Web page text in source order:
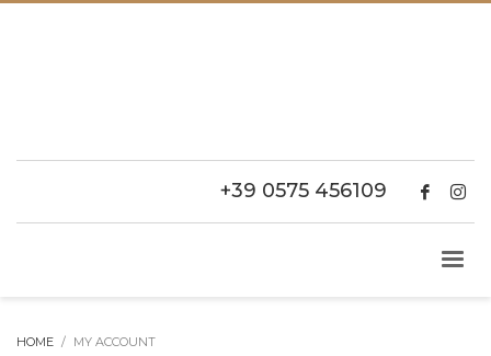
+39 0575 456109
HOME MY ACCOUNT